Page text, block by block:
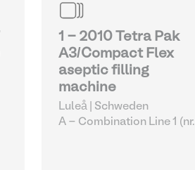
1 - 2010 Tetra Pak
A3/Compact Flex
aseptic filling
machine
Luleå | Schweden
A - Combination Line 1 (nr.